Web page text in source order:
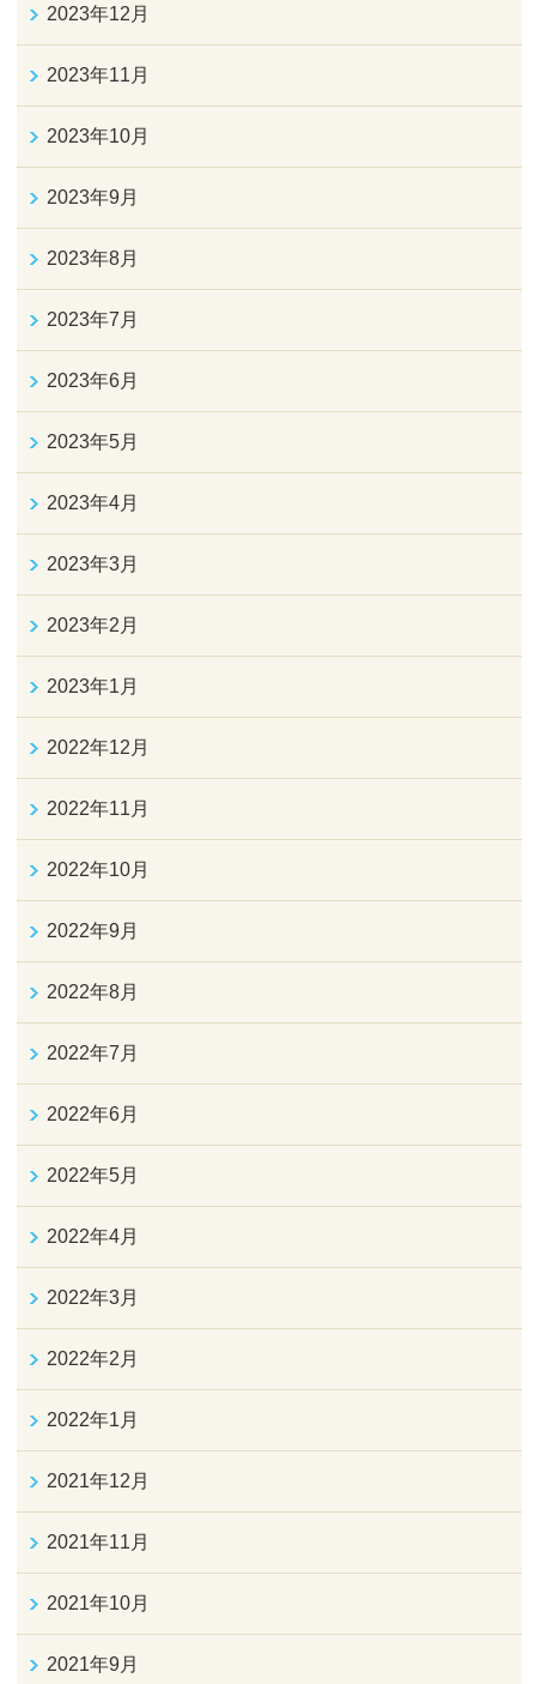
2023年12月
2023年11月
2023年10月
2023年9月
2023年8月
2023年7月
2023年6月
2023年5月
2023年4月
2023年3月
2023年2月
2023年1月
2022年12月
2022年11月
2022年10月
2022年9月
2022年8月
2022年7月
2022年6月
2022年5月
2022年4月
2022年3月
2022年2月
2022年1月
2021年12月
2021年11月
2021年10月
2021年9月